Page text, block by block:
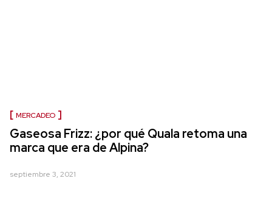
MERCADEO
Gaseosa Frizz: ¿por qué Quala retoma una
marca que era de Alpina?
septiembre 3, 2021